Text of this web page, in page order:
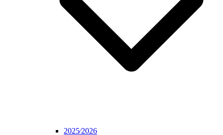
2025⁄2026